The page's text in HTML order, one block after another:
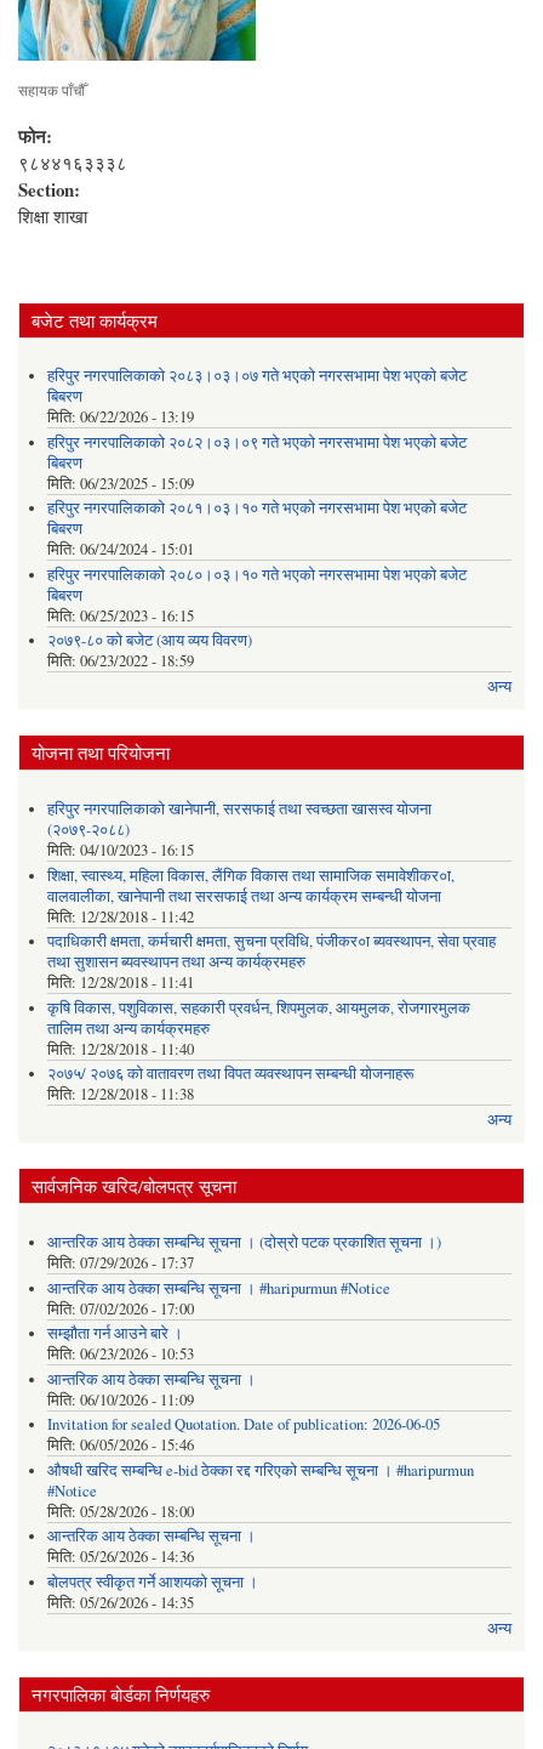
सहायक पाँचौँ
फोन:
९८४४१६३३३८
Section:
शिक्षा शाखा
बजेट तथा कार्यक्रम
हरिपुर नगरपालिकाको २०८३।०३।०७ गते भएको नगरसभामा पेश भएको बजेट
बिबरण
मिति: 06/22/2026 - 13:19
हरिपुर नगरपालिकाको २०८२।०३।०९ गते भएको नगरसभामा पेश भएको बजेट
बिबरण
मिति: 06/23/2025 - 15:09
हरिपुर नगरपालिकाको २०८१।०३।१० गते भएको नगरसभामा पेश भएको बजेट
बिबरण
मिति: 06/24/2024 - 15:01
हरिपुर नगरपालिकाको २०८०।०३।१० गते भएको नगरसभामा पेश भएको बजेट
बिबरण
मिति: 06/25/2023 - 16:15
२०७९-८० को बजेट (आय व्यय विवरण)
मिति: 06/23/2022 - 18:59
अन्य
योजना तथा परियोजना
हरिपुर नगरपालिकाको खानेपानी, सरसफाई तथा स्वच्छता खासस्व योजना
(२०७९-२०८८)
मिति: 04/10/2023 - 16:15
शिक्षा, स्वास्थ्य, महिला विकास, लैंगिक विकास तथा सामाजिक समावेशीकर०ा,
वालवालीका, खानेपानी तथा सरसफाई तथा अन्य कार्यक्रम सम्बन्धी योजना
मिति: 12/28/2018 - 11:42
पदाधिकारी क्षमता, कर्मचारी क्षमता, सुचना प्रविधि, पंजीकर०ा ब्यवस्थापन, सेवा प्रवाह
तथा सुशासन ब्यवस्थापन तथा अन्य कार्यक्रमहरु
मिति: 12/28/2018 - 11:41
कृषि विकास, पशुविकास, सहकारी प्रवर्धन, शिपमुलक, आयमुलक, रोजगारमुलक
तालिम तथा अन्य कार्यक्रमहरु
मिति: 12/28/2018 - 11:40
२०७५/ २०७६ को वातावरण तथा विपत व्यवस्थापन सम्बन्धी योजनाहरू
मिति: 12/28/2018 - 11:38
अन्य
सार्वजनिक खरिद/बोलपत्र सूचना
आन्तरिक आय ठेक्का सम्बन्धि सूचना । (दोस्रो पटक प्रकाशित सूचना ।)
मिति: 07/29/2026 - 17:37
आन्तरिक आय ठेक्का सम्बन्धि सूचना । #haripurmun #Notice
मिति: 07/02/2026 - 17:00
सम्झौता गर्न आउने बारे ।
मिति: 06/23/2026 - 10:53
आन्तरिक आय ठेक्का सम्बन्धि सूचना ।
मिति: 06/10/2026 - 11:09
Invitation for sealed Quotation. Date of publication: 2026-06-05
मिति: 06/05/2026 - 15:46
औषधी खरिद सम्बन्धि e-bid ठेक्का रद्द गरिएको सम्बन्धि सूचना । #haripurmun
#Notice
मिति: 05/28/2026 - 18:00
आन्तरिक आय ठेक्का सम्बन्धि सूचना ।
मिति: 05/26/2026 - 14:36
बोलपत्र स्वीकृत गर्ने आशयको सूचना ।
मिति: 05/26/2026 - 14:35
अन्य
नगरपालिका बोर्डका निर्णयहरु